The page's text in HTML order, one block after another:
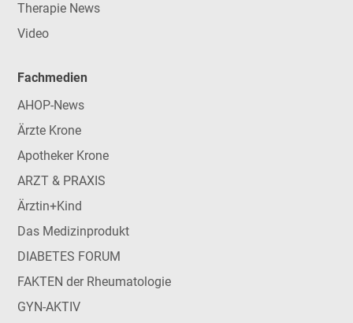
Therapie News
Video
Fachmedien
AHOP-News
Ärzte Krone
Apotheker Krone
ARZT & PRAXIS
Ärztin+Kind
Das Medizinprodukt
DIABETES FORUM
FAKTEN der Rheumatologie
GYN-AKTIV